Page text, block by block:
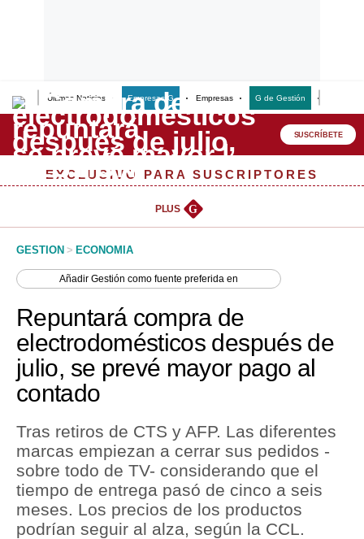
Últimas Noticias Empresas G Empresas G de Gestión
Lo último
Peru Quiosco
Management & Empleo
Perú
Política
Tu Dinero
Finanzas Personales
Inmobiliarias
Plus G
Opinión
SUSCRÍBETE
EXCLUSIVO PARA SUSCRIPTORES
PLUS G
GESTION > ECONOMIA
AñadirGestión como fuente preferida en
Repuntará compra de
electrodomésticos después de
julio, se prevé mayor pago al
contado
Tras retiros de CTS y AFP. Las diferentes
marcas empiezan a cerrar sus pedidos -
sobre todo de TV- considerando que el
tiempo de entrega pasó de cinco a seis
meses. Los precios de los productos
podrían seguir al alza, según la CCL.